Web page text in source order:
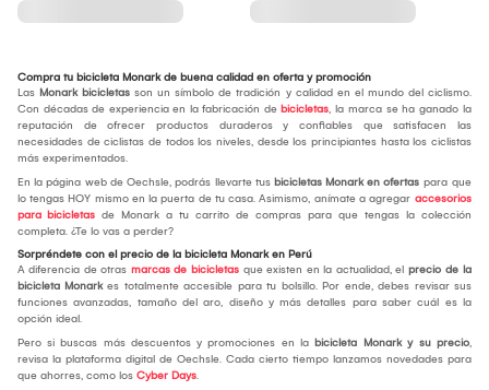
Compra tu bicicleta Monark de buena calidad en oferta y promoción
Las Monark bicicletas son un símbolo de tradición y calidad en el mundo del ciclismo.
Con décadas de experiencia en la fabricación de bicicletas, la marca se ha ganado la
reputación de ofrecer productos duraderos y confiables que satisfacen las
necesidades de ciclistas de todos los niveles, desde los principiantes hasta los ciclistas
más experimentados.
En la página web de Oechsle, podrás llevarte tus bicicletas Monark en ofertas para que
lo tengas HOY mismo en la puerta de tu casa. Asimismo, anímate a agregar accesorios
para bicicletas de Monark a tu carrito de compras para que tengas la colección
completa. ¿Te lo vas a perder?
Sorpréndete con el precio de la bicicleta Monark en Perú
A diferencia de otras marcas de bicicletas que existen en la actualidad, el precio de la
bicicleta Monarkes totalmente accesible para tu bolsillo. Por ende, debes revisar sus
funciones avanzadas, tamaño del aro, diseño y más detalles para saber cuál es la
opción ideal.
Pero si buscas más descuentos y promociones en la bicicleta Monark y su precio,
revisa la plataforma digital de Oechsle. Cada cierto tiempo lanzamos novedades para
que ahorres, como los Cyber Days.